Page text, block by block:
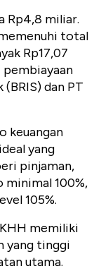
Rp4,8 miliar.
total
Rp17,07
dan PT
keuangan
yang
pinjaman,
100%,
105%.
memiliki
yang tinggi
utama.